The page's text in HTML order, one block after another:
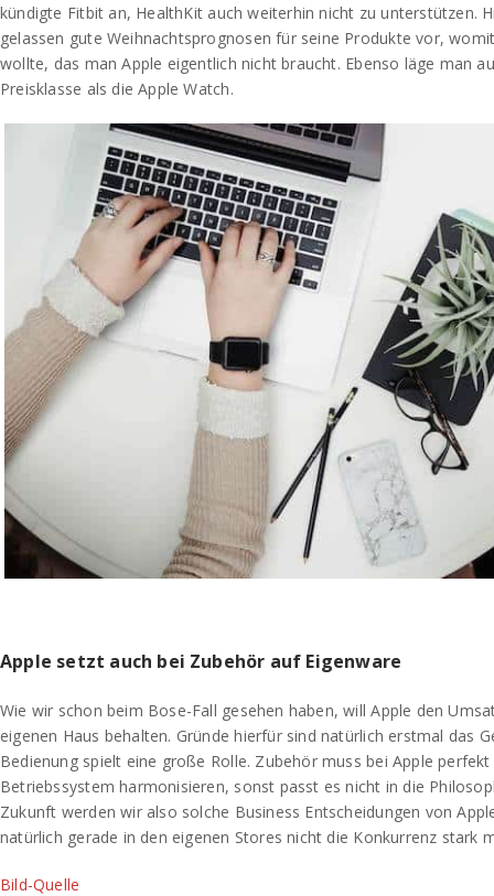
kündigte Fitbit an, HealthKit auch weiterhin nicht zu unterstützen.
gelassen gute Weihnachtsprognosen für seine Produkte vor,
wollte, das man Apple eigentlich nicht braucht. Ebenso läge man
Preisklasse als die Apple Watch.
Apple setzt auch bei Zubehör auf Eigenware
Wie wir schon beim Bose-Fall gesehen haben, will Apple den
eigenen Haus behalten. Gründe hierfür sind natürlich erstmal das
Bedienung spielt eine große Rolle. Zubehör muss bei Apple
Betriebssystem harmonisieren, sonst passt es nicht in die
Zukunft werden wir also solche Business Entscheidungen von
natürlich gerade in den eigenen Stores nicht die Konkurrenz stark
Bild-Quelle